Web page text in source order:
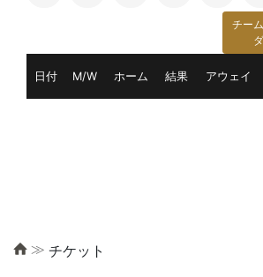
チー
日付 M/W ホーム 結果 アウェイ
≫ チケット